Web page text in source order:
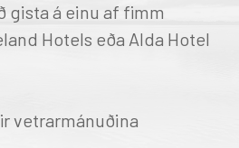
gista á einu af fimm
Hotels eða Alda Hotel
vetrarmánuðina